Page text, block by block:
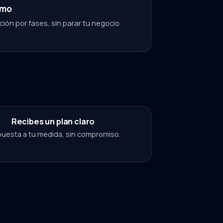
por fases, sin parar tu negocio.
Recibes un plan claro
a tu medida, sin compromiso.